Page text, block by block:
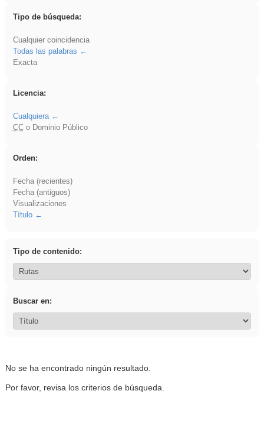
Tipo de búsqueda:
Cualquier coincidencia
Todas las palabras
Exacta
Licencia:
Cualquiera
CCo Dominio Público
Orden:
Fecha (recientes)
Fecha (antiguos)
Visualizaciones
Título
Tipo de contenido:
Buscar en:
No se ha encontrado ningún resultado.
Por favor, revisa los criterios de búsqueda.